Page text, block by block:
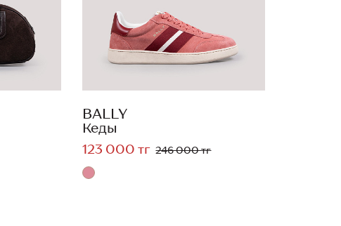
BALLY
Кеды
123 000 тг 246 000 тг